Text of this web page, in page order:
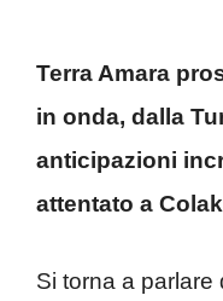
Terra Amara
in onda, dalla
anticipazioni
attentato a
Si torna a parlare